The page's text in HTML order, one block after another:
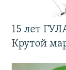
15 лет
Крутой